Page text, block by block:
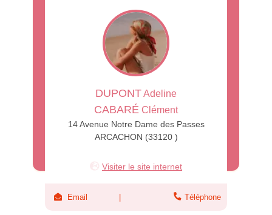
DUPONTAdeline
CABARÉ Clément
14 Avenue Notre Dame des Passes
ARCACHON (33120 )
Visiter le site internet
Email Téléphone